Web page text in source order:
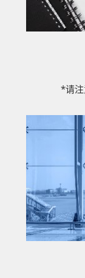
*请注